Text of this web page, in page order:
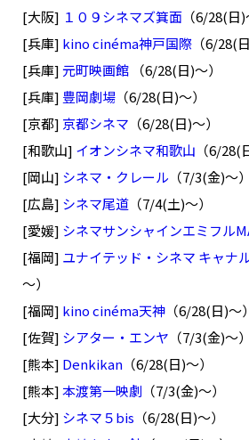
[大阪] １０９シネマズ箕面 （6/28(日)
[兵庫] kino cinéma神戸国際 （6/28(
[兵庫]元町映画館 （6/28(日)～）
[兵庫] 豊岡劇場 （6/28(日)～）
[京都] 京都シネマ （6/28(日)～）
[和歌山] イオンシネマ和歌山 （6/28(
[岡山] シネマ・クレール （7/3(金)～）
[広島] シネマ尾道 （7/4(土)～）
[愛媛] シネマサンシャインエミフル
[福岡] ユナイテッド・シネマ キャナ
～）
[福岡] kino cinéma天神 （6/28(日)～）
[佐賀] シアター・エンヤ （7/3(金)～）
[熊本] Denkikan （6/28(日)～）
[熊本]本渡第一映劇 （7/3(金)～）
[大分] シネマ５bis （6/28(日)～）